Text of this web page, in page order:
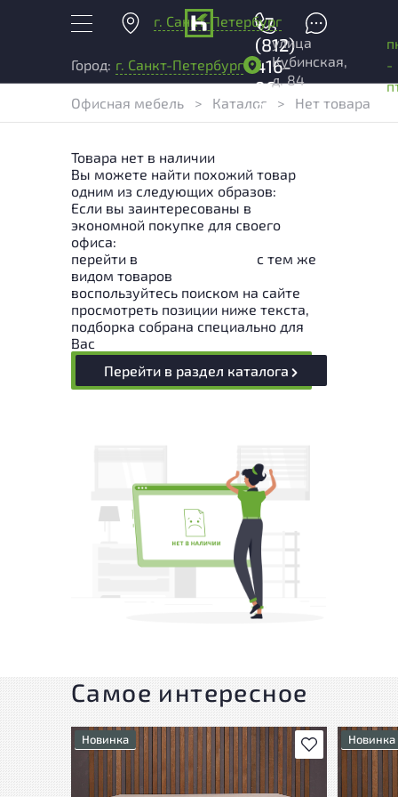
г. Санкт-Петербург
+7
(812)
416-
96-
99
Город: г. Санкт-Петербург
улица
Кубинская,
д. 84
-
Офисная мебель
> Каталог > Нет товара
Товара нет в наличии
Вы можете найти похожий товар
одним из следующих образов:
Если вы заинтересованы в
экономной покупке для своего
офиса:
перейти в
с тем же
видом товаров
воспользуйтесь поиском на сайте
просмотреть позиции ниже текста,
подборка собрана специально для
Вас
Перейти в раздел каталога
Самое интересное
В избранное
Новинка Новинка